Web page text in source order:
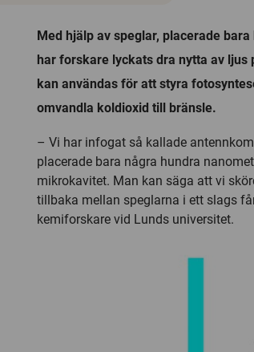
Med hjälp av speglar, placerade
har forskare lyckats dra nytta av
kan användas för att styra
omvandla koldioxid till bränsle.
– Vi har infogat så kallade
placerade bara några hundra
mikrokavitet. Man kan säga att vi
tillbaka mellan speglarna i ett slags
kemiforskare vid Lunds universitet.